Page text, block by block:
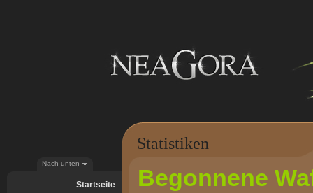
Nach unten
Startseite
Statistiken
Begonnene